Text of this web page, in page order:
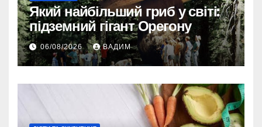
Який найбільший гриб у світі:
підземний гігант Орегону
06/08/2026 ВАДИМ